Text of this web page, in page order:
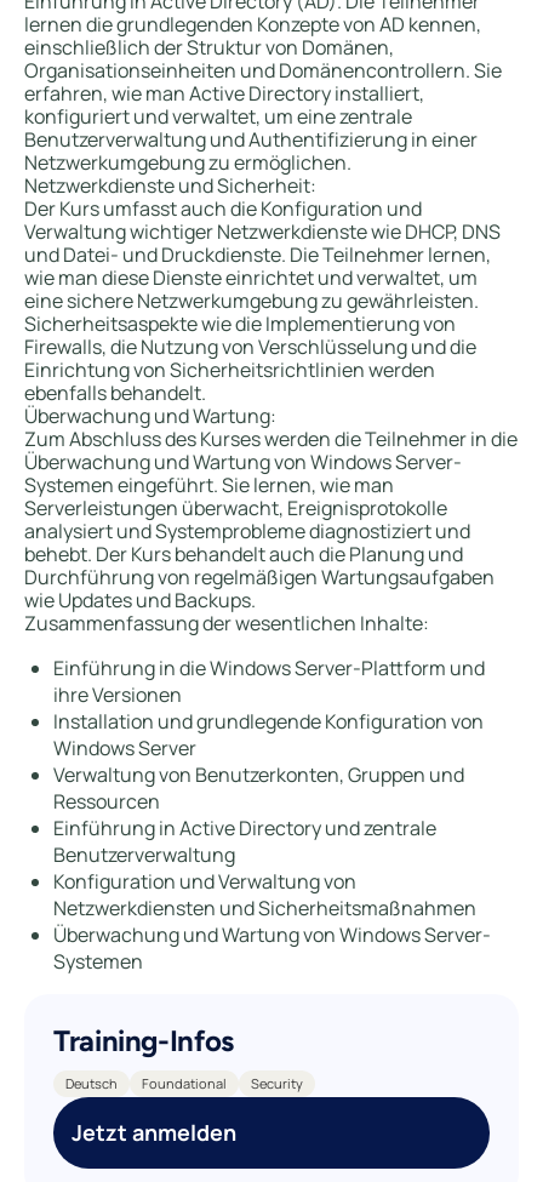
lernen die grundlegenden Konzepte von AD kennen,
einschließlich der Struktur von Domänen,
Organisationseinheiten und Domänencontrollern. Sie
erfahren, wie man Active Directory installiert,
konfiguriert und verwaltet, um eine zentrale
Benutzerverwaltung und Authentifizierung in einer
Netzwerkumgebung zu ermöglichen.
Netzwerkdienste und Sicherheit:
Der Kurs umfasst auch die Konfiguration und
Verwaltung wichtiger Netzwerkdienste wie DHCP, DNS
und Datei- und Druckdienste. Die Teilnehmer lernen,
wie man diese Dienste einrichtet und verwaltet, um
eine sichere Netzwerkumgebung zu gewährleisten.
Sicherheitsaspekte wie die Implementierung von
Firewalls, die Nutzung von Verschlüsselung und die
Einrichtung von Sicherheitsrichtlinien werden
ebenfalls behandelt.
Überwachung und Wartung:
Zum Abschluss des Kurses werden die Teilnehmer in die
Überwachung und Wartung von Windows Server-
Systemen eingeführt. Sie lernen, wie man
Serverleistungen überwacht, Ereignisprotokolle
analysiert und Systemprobleme diagnostiziert und
behebt. Der Kurs behandelt auch die Planung und
Durchführung von regelmäßigen Wartungsaufgaben
wie Updates und Backups.
Zusammenfassung der wesentlichen Inhalte:
Einführung in die Windows Server-Plattform und
ihre Versionen
Installation und grundlegende Konfiguration von
Windows Server
Verwaltung von Benutzerkonten, Gruppen und
Ressourcen
Einführung in Active Directory und zentrale
Benutzerverwaltung
Konfiguration und Verwaltung von
Netzwerkdiensten und Sicherheitsmaßnahmen
Überwachung und Wartung von Windows Server-
Systemen
Training-Infos
Deutsch Foundational Security
Jetzt anmelden